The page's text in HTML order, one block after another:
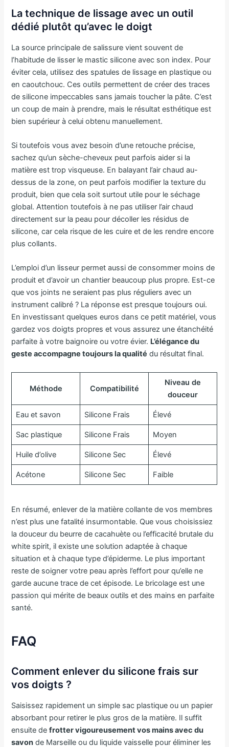
La technique de lissage avec un outil
dédié plutôt qu’avec le doigt
La source principale de salissure vient souvent de
l’habitude de lisser le mastic silicone avec son index. Pour
éviter cela, utilisez des spatules de lissage en plastique ou
en caoutchouc. Ces outils permettent de créer des traces
de silicone impeccables sans jamais toucher la pâte. C’est
un coup de main à prendre, mais le résultat esthétique est
bien supérieur à celui obtenu manuellement.
Si toutefois vous avez besoin d’une retouche précise,
sachez qu’un sèche-cheveux peut parfois aider si la
matière est trop visqueuse. En balayant l’air chaud au-
dessus de la zone, on peut parfois modifier la texture du
produit, bien que cela soit surtout utile pour le séchage
global. Attention toutefois à ne pas utiliser l’air chaud
directement sur la peau pour décoller les résidus de
silicone, car cela risque de les cuire et de les rendre encore
plus collants.
L’emploi d’un lisseur permet aussi de consommer moins de
produit et d’avoir un chantier beaucoup plus propre. Est-ce
que vos joints ne seraient pas plus réguliers avec un
instrument calibré ? La réponse est presque toujours oui.
En investissant quelques euros dans ce petit matériel, vous
gardez vos doigts propres et vous assurez une étanchéité
parfaite à votre baignoire ou votre évier. L’élégance du
geste accompagne toujours la qualité du résultat final.
Méthode Compatibilité
Niveau de
douceur
Eau et savon Silicone Frais Élevé
Sac plastique Silicone Frais Moyen
Huile d’olive Silicone Sec Élevé
Acétone Silicone Sec Faible
En résumé, enlever de la matière collante de vos membres
n’est plus une fatalité insurmontable. Que vous choisissiez
la douceur du beurre de cacahuète ou l’efficacité brutale du
white spirit, il existe une solution adaptée à chaque
situation et à chaque type d’épiderme. Le plus important
reste de soigner votre peau après l’effort pour qu’elle ne
garde aucune trace de cet épisode. Le bricolage est une
passion qui mérite de beaux outils et des mains en parfaite
santé.
FAQ
Comment enlever du silicone frais sur
vos doigts ?
Saisissez rapidement un simple sac plastique ou un papier
absorbant pour retirer le plus gros de la matière. Il suffit
ensuite defrotter vigoureusement vos mains avec du
savon de Marseille ou du liquide vaisselle pour éliminer les